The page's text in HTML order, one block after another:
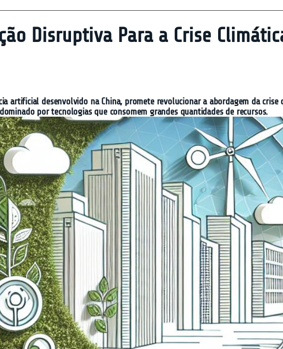
Disruptiva Para a Crise
artificial desenvolvido na China, promete revolucionar a abordagem da
por tecnologias que consomem grandes quantidades de recursos.